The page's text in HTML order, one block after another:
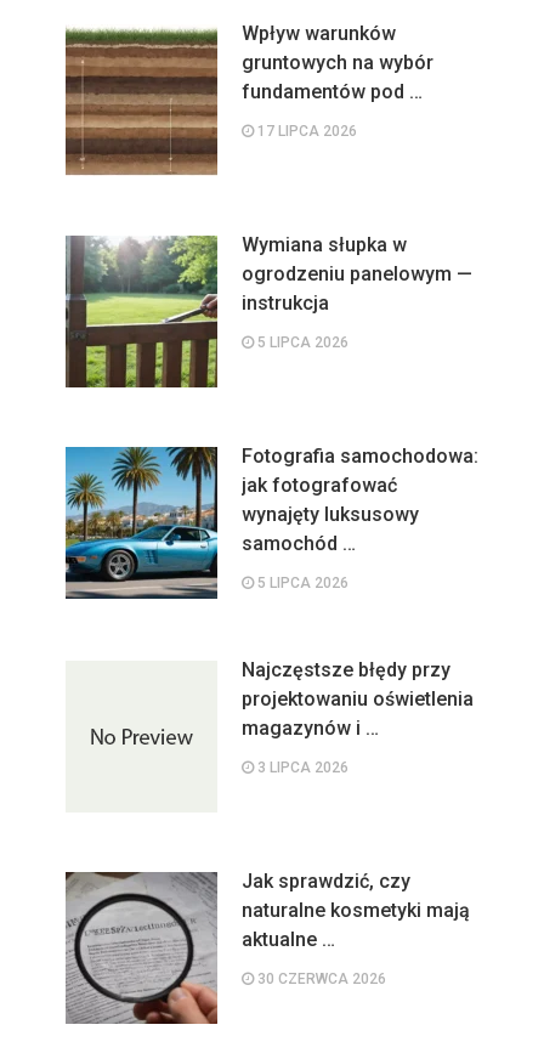
Wpływ warunków
gruntowych na wybór
fundamentów pod …
17 LIPCA 2026
Wymiana słupka w
ogrodzeniu panelowym —
instrukcja
5 LIPCA 2026
Fotografia samochodowa:
jak fotografować
wynajęty luksusowy
samochód …
5 LIPCA 2026
Najczęstsze błędy przy
projektowaniu oświetlenia
magazynów i …
3 LIPCA 2026
Jak sprawdzić, czy
naturalne kosmetyki mają
aktualne …
30 CZERWCA 2026